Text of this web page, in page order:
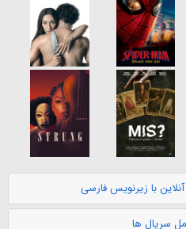
با زیرنویس فارسی
سریال ها